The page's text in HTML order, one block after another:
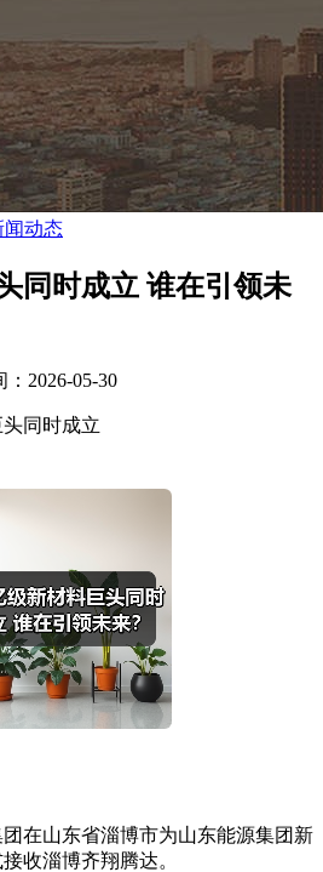
闻动态
同时成立 谁在引领未
：2026-05-30
同时成立
在山东省淄博市为山东能源集团新
收淄博齐翔腾达。